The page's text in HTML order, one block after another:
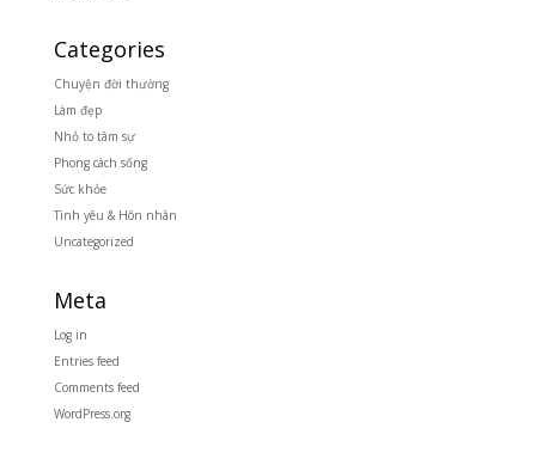
Categories
Chuyện đời thường
Làm đẹp
Nhỏ to tâm sự
Phong cách sống
Sức khỏe
Tình yêu & Hôn nhân
Uncategorized
Meta
Log in
Entries feed
Comments feed
WordPress.org